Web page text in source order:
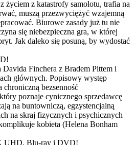
życiem z katastrofy samolotu, trafia na
muszą przezwyciężyć wzajemną
Biurowe zasady już tu nie
się niebezpieczna gra, w której
Jak daleko się posuną, by wydostać
Finchera z Bradem Pittem i
głównych. Popisowy występ
bezsenność
poznaje cynicznego sprzedawcę
na buntowniczą, egzystencjalną
na skraj fizycznych i psychicznych
kobieta (Helena Bonham
UHD, Blu-ray i DVD!